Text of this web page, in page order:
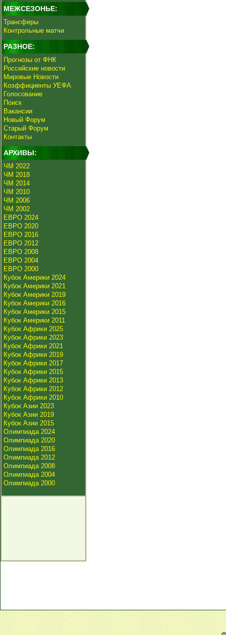
МЕЖСЕЗОНЬЕ:
Трансферы
Контрольные матчи
РАЗНОЕ:
Прогнозы от ФНК
Российские новости
Мировые Новости
Коэффициенты УЕФА
Голосование
Поиск
Вакансии
Новый Форум
Старый Форум
Контакты
АРХИВЫ:
ЧМ 2022
ЧМ 2018
ЧМ 2014
ЧМ 2010
ЧМ 2006
ЧМ 2002
ЕВРО 2024
ЕВРО 2020
ЕВРО 2016
ЕВРО 2012
ЕВРО 2008
ЕВРО 2004
ЕВРО 2000
Кубок Америки 2024
Кубок Америки 2021
Кубок Америки 2019
Кубок Америки 2016
Кубок Америки 2015
Кубок Америки 2011
Кубок Африки 2025
Кубок Африки 2023
Кубок Африки 2021
Кубок Африки 2019
Кубок Африки 2017
Кубок Африки 2015
Кубок Африки 2013
Кубок Африки 2012
Кубок Африки 2010
Кубок Азии 2023
Кубок Азии 2019
Кубок Азии 2015
Олимпиада 2024
Олимпиада 2020
Олимпиада 2016
Олимпиада 2012
Олимпиада 2008
Олимпиада 2004
Олимпиада 2000